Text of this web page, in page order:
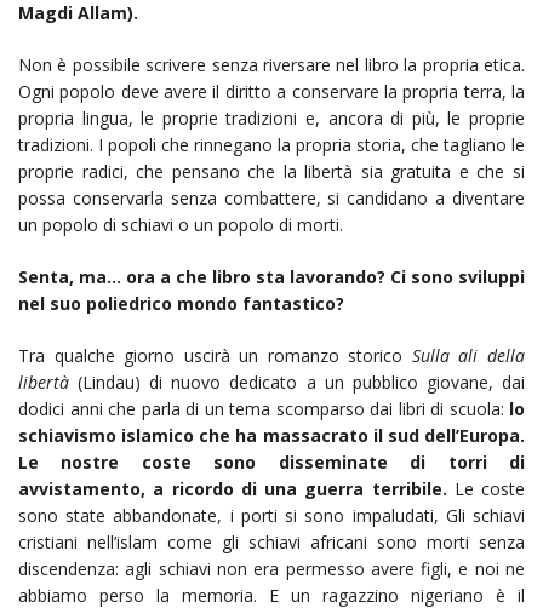
Magdi Allam).
Non è possibile scrivere senza riversare nel libro la propria etica.
Ogni popolo deve avere il diritto a conservare la propria terra, la
propria lingua, le proprie tradizioni e, ancora di più, le proprie
tradizioni. I popoli che rinnegano la propria storia, che tagliano le
proprie radici, che pensano che la libertà sia gratuita e che si
possa conservarla senza combattere, si candidano a diventare
un popolo di schiavi o un popolo di morti.
Senta, ma… ora a che libro sta lavorando? Ci sono sviluppi
nel suo poliedrico mondo fantastico?
Tra qualche giorno uscirà un romanzo storico Sulla ali della
libertà (Lindau) di nuovo dedicato a un pubblico giovane, dai
dodici anni che parla di un tema scomparso dai libri di scuola: lo
schiavismo islamico che ha massacrato il sud dell’Europa.
Le nostre coste sono disseminate di torri di
avvistamento, a ricordo di una guerra terribile. Le coste
sono state abbandonate, i porti si sono impaludati, Gli schiavi
cristiani nell’islam come gli schiavi africani sono morti senza
discendenza: agli schiavi non era permesso avere figli, e noi ne
abbiamo perso la memoria. E un ragazzino nigeriano è il